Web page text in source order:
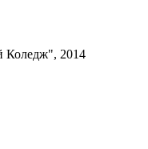
Коледж", 2014